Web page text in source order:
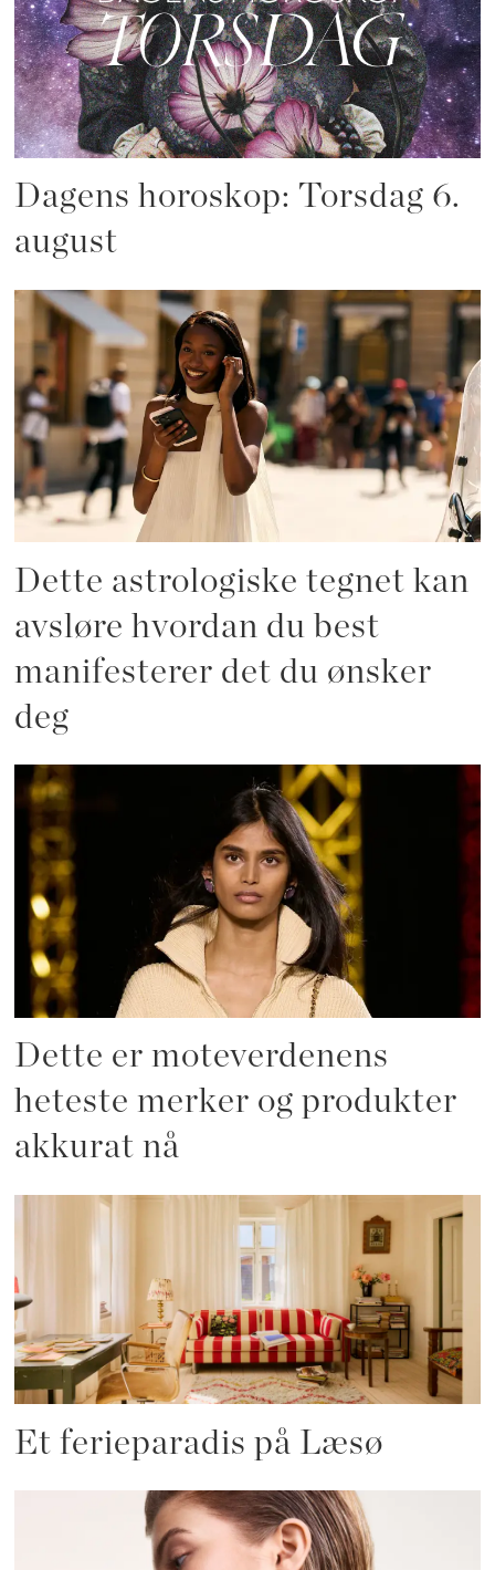
Dagens horoskop: Torsdag 6.
august
Dette astrologiske tegnet kan
avsløre hvordan du best
manifesterer det du ønsker
deg
Dette er moteverdenens
heteste merker og produkter
akkurat nå
Et ferieparadis på Læsø